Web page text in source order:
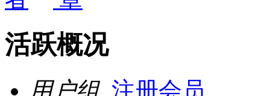
活跃概况
用户组 注册会员